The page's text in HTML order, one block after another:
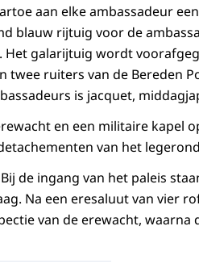
aan elke ambassadeur
blauw rijtuig voor de
galarijtuig wordt
twee ruiters van de Bereden
is jacquet,
en een militaire kapel
van het
de ingang van het paleis
Na een eresaluut van vier
van de erewacht, waarna